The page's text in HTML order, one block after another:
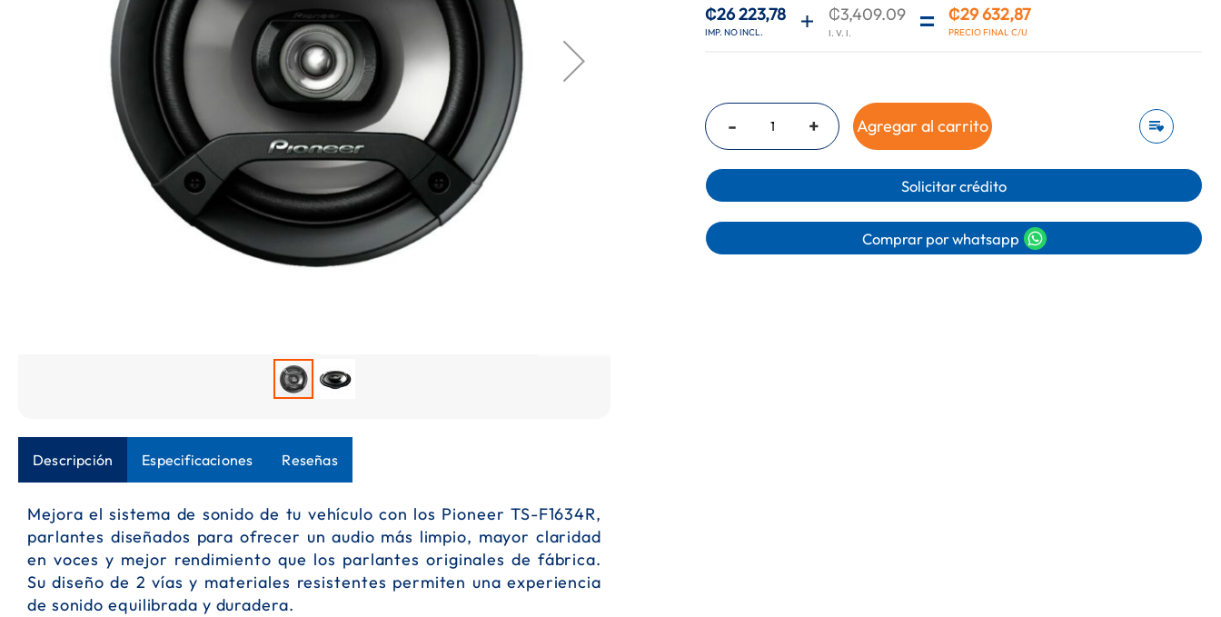
₡29 632,87
₡3,409.09
₡26 223,78
- + Agregar al carrito
Solicitar crédito
Comprar por whatsapp
comienzo
de
galería
de
imágenes
Descripción
Mejora el sistema de sonido de tu vehículo con los Pioneer TS-F1634R,
parlantes diseñados para ofrecer un audio más limpio, mayor claridad
en voces y mejor rendimiento que los parlantes originales de fábrica.
Su diseño de 2 vías y materiales resistentes permiten una experiencia
de sonido equilibrada y duradera.
Especificaciones Reseñas